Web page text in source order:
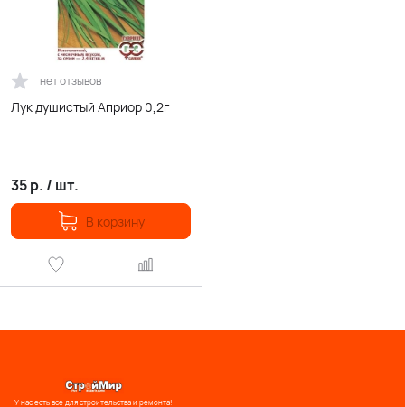
нет отзывов
Лук душистый Априор 0,2г
35р. / шт.
В корзину
У нас есть все для строительства и ремонта!